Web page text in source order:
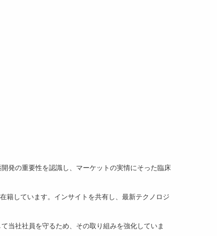
発の重要性を認識し、マーケットの実情にそった臨床
籍しています。インサイトを共有し、最新テクノロジ
当社社員を守るため、その取り組みを強化していま